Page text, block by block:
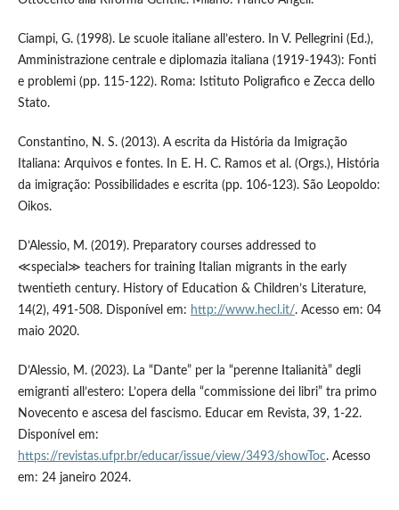
Ciampi, G. (1998). Le scuole italiane all’estero. In V. Pellegrini (Ed.),
Amministrazione centrale e diplomazia italiana (1919-1943): Fonti
e problemi (pp. 115-122). Roma: Istituto Poligrafico e Zecca dello
Stato.
Constantino, N. S. (2013). A escrita da História da Imigração
Italiana: Arquivos e fontes. In E. H. C. Ramos et al. (Orgs.), História
da imigração: Possibilidades e escrita (pp. 106-123). São Leopoldo:
Oikos.
D’Alessio, M. (2019). Preparatory courses addressed to
≪special≫ teachers for training Italian migrants in the early
twentieth century. History of Education & Children’s Literature,
14(2), 491-508. Disponível em: http://www.hecl.it/. Acesso em: 04
maio 2020.
D’Alessio, M. (2023). La “Dante” per la “perenne Italianità” degli
emigranti all’estero: L’opera della “commissione dei libri” tra primo
Novecento e ascesa del fascismo. Educar em Revista, 39, 1-22.
Disponível em:
https://revistas.ufpr.br/educar/issue/view/3493/showToc. Acesso
em: 24 janeiro 2024.